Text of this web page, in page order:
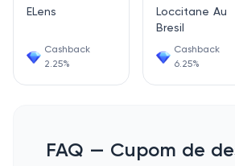
ELens
Cashback
2.25%
Loccitane Au
Bresil
Cashback
6.25%
FAQ — Cupom de